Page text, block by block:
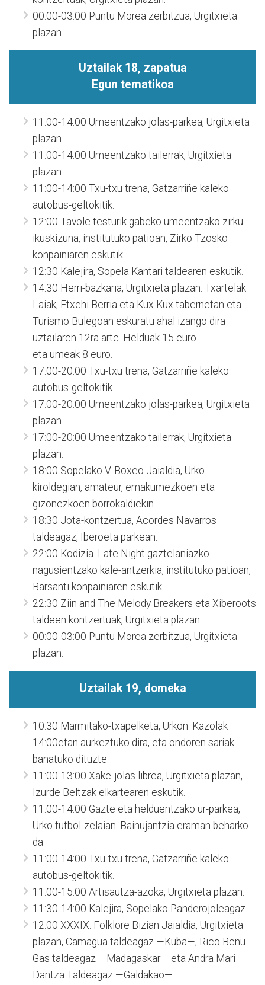
00:00-03:00 Puntu Morea zerbitzua, Urgitxieta
plazan.
Uztailak 18, zapatua
Egun tematikoa
11:00-14:00 Umeentzako jolas-parkea, Urgitxieta
plazan.
11:00-14:00 Umeentzako tailerrak, Urgitxieta
plazan.
11:00-14:00 Txu-txu trena, Gatzarriñe kaleko
autobus-geltokitik.
12:00 Tavole testurik gabeko umeentzako zirku-
ikuskizuna, institutuko patioan, Zirko Tzosko
konpainiaren eskutik.
12:30 Kalejira, Sopela Kantari taldearen eskutik.
14:30 Herri-bazkaria, Urgitxieta plazan. Txartelak
Laiak, Etxehi Berria eta Kux Kux tabernetan eta
Turismo Bulegoan eskuratu ahal izango dira
uztailaren 12ra arte. Helduak 15 euro
eta umeak 8 euro.
17:00-20:00 Txu-txu trena, Gatzarriñe kaleko
autobus-geltokitik.
17:00-20:00 Umeentzako jolas-parkea, Urgitxieta
plazan.
17:00-20:00 Umeentzako tailerrak, Urgitxieta
plazan.
18:00 Sopelako V. Boxeo Jaialdia, Urko
kiroldegian, amateur, emakumezkoen eta
gizonezkoen borrokaldiekin.
18:30 Jota-kontzertua, Acordes Navarros
taldeagaz, Iberoeta parkean.
22:00 Kodizia. Late Night gaztelaniazko
nagusientzako kale-antzerkia, institutuko patioan,
Barsanti konpainiaren eskutik.
22:30 Ziin and The Melody Breakers eta Xiberoots
taldeen kontzertuak, Urgitxieta plazan.
00:00-03:00 Puntu Morea zerbitzua, Urgitxieta
plazan.
Uztailak 19, domeka
10:30 Marmitako-txapelketa, Urkon. Kazolak
14:00etan aurkeztuko dira, eta ondoren sariak
banatuko dituzte.
11:00-13:00 Xake-jolas librea, Urgitxieta plazan,
Izurde Beltzak elkartearen eskutik.
11:00-14:00 Gazte eta helduentzako ur-parkea,
Urko futbol-zelaian. Bainujantzia eraman beharko
da.
11:00-14:00 Txu-txu trena, Gatzarriñe kaleko
autobus-geltokitik.
11:00-15:00 Artisautza-azoka, Urgitxieta plazan.
11:30-14:00 Kalejira, Sopelako Panderojoleagaz.
12:00 XXXIX. Folklore Bizian Jaialdia, Urgitxieta
plazan, Camagua taldeagaz —Kuba—, Rico Benu
Gas taldeagaz —Madagaskar— eta Andra Mari
Dantza Taldeagaz —Galdakao—.